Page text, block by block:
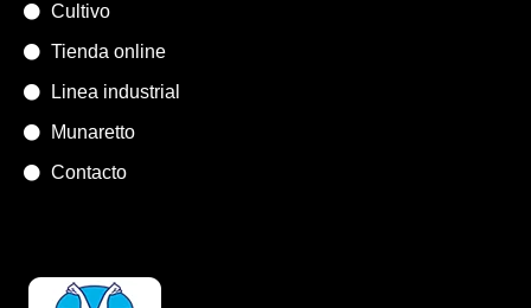
Cultivo
Tienda online
Linea industrial
Munaretto
Contacto